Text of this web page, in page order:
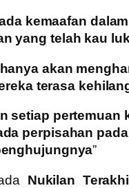
kemaafan
yang telah kau
akan
terasa
setiap pertemuan
perpisahan pada
”
Nukilan